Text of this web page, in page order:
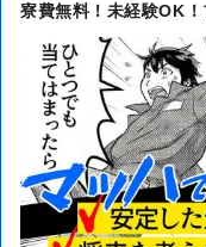
寮費無料！未経験OK